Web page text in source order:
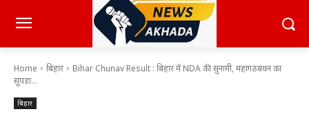
Home बिहार
Bihar Chunav Result : बिहार में NDA की सुनामी, महागठबंधन का
सूपड़ा...
बिहार